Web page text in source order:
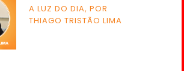
A LUZ DO DIA, POR
THIAGO TRISTÃO LIMA